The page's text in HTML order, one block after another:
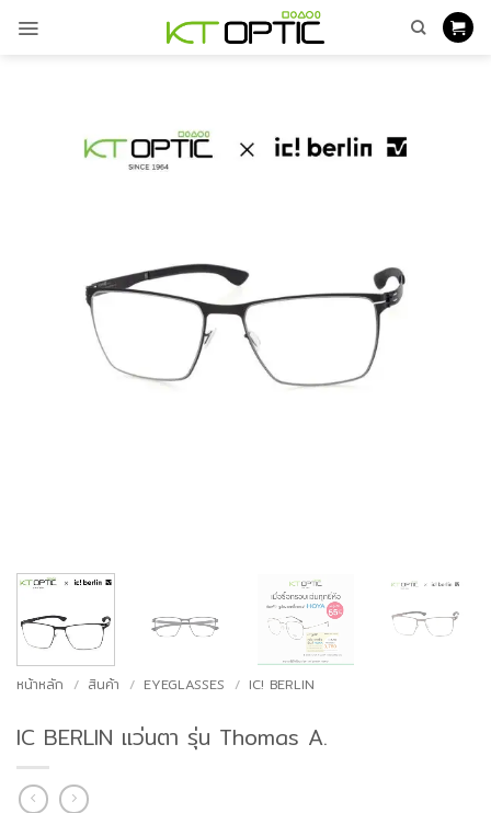
หน้าหลัก / สินค้า / EYEGLASSES / IC! BERLIN
IC BERLIN แว่นตา รุ่น Thomas A.